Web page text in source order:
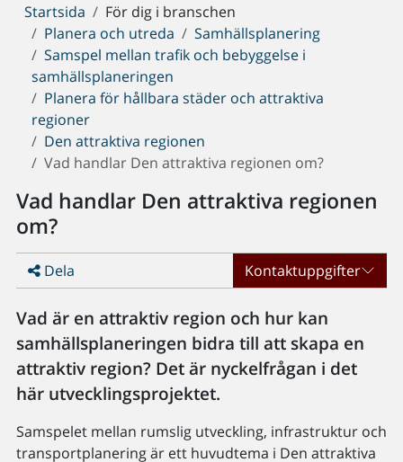
Du
är
här:
Startsida
För dig i branschen
Planera och utreda
Samhällsplanering
Samspel mellan trafik och bebyggelse i
samhällsplaneringen
Planera för hållbara städer och attraktiva
regioner
Den attraktiva regionen
Vad handlar Den attraktiva regionen om?
Vad handlar Den attraktiva regionen
om?
Dela Kontaktuppgifter
Vad är en attraktiv region och hur kan
samhällsplaneringen bidra till att skapa en
attraktiv region? Det är nyckelfrågan i det
här utvecklingsprojektet.
Samspelet mellan rumslig utveckling, infrastruktur och
transportplanering är ett huvudtema i Den attraktiva